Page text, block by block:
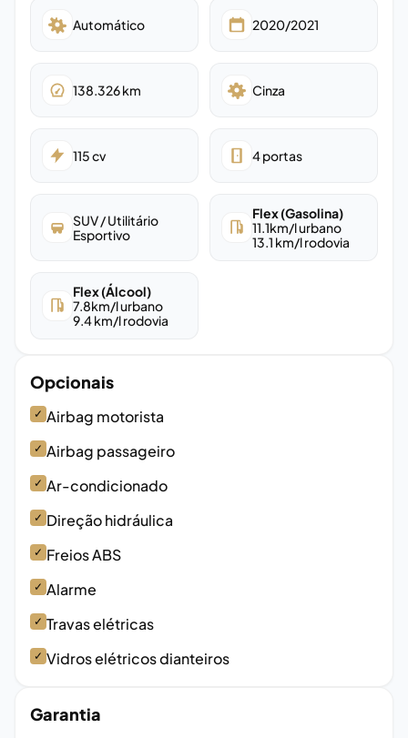
Automático 2020/2021
138.326km Cinza
115cv 4portas
SUV / Utilitário
Esportivo
Flex (Gasolina)
11.1km/l urbano
13.1 km/l rodovia
Flex (Álcool)
7.8km/l urbano
9.4km/l rodovia
Opcionais
✓ Airbag motorista
✓ Airbag passageiro
✓ Ar-condicionado
✓ Direção hidráulica
✓ Freios ABS
✓ Alarme
✓ Travas elétricas
✓ Vidros elétricos dianteiros
Garantia